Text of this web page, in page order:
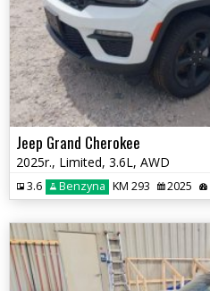
Jeep Grand Cherokee
2025r., Limited, 3.6L, AWD
3.6 Benzyna KM 293 2025